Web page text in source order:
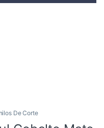
De Corte